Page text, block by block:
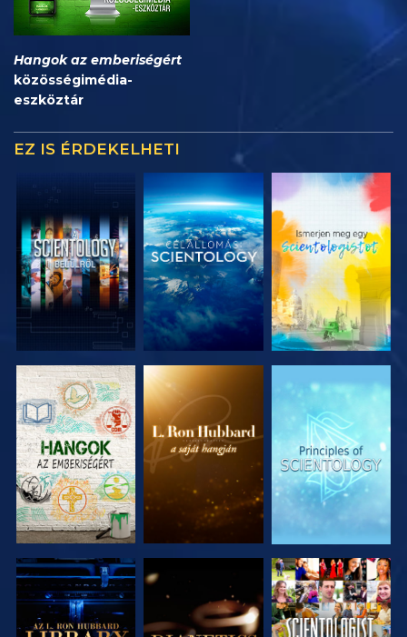
Hangok az emberiségért
közösségimédia-
eszköztár
EZ IS ÉRDEKELHETI
A SOROZAT
RÉSZEI
A SOROZAT
RÉSZEI
A SOROZAT
RÉSZEI
A SOROZAT
RÉSZEI
A SOROZAT
RÉSZEI
MŰSORNÉZÉS